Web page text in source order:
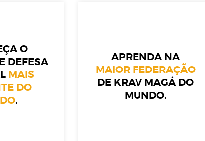
O
DEFESA
MAIS
DO
.
APRENDA NA
MAIOR FEDERAÇÃO
DE KRAV MAGÁ DO
MUNDO.